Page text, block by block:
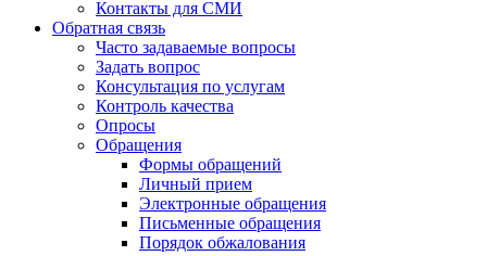
Контакты для СМИ
Обратная связь
Часто задаваемые вопросы
Задать вопрос
Консультация по услугам
Контроль качества
Опросы
Обращения
Формы обращений
Личный прием
Электронные обращения
Письменные обращения
Порядок обжалования